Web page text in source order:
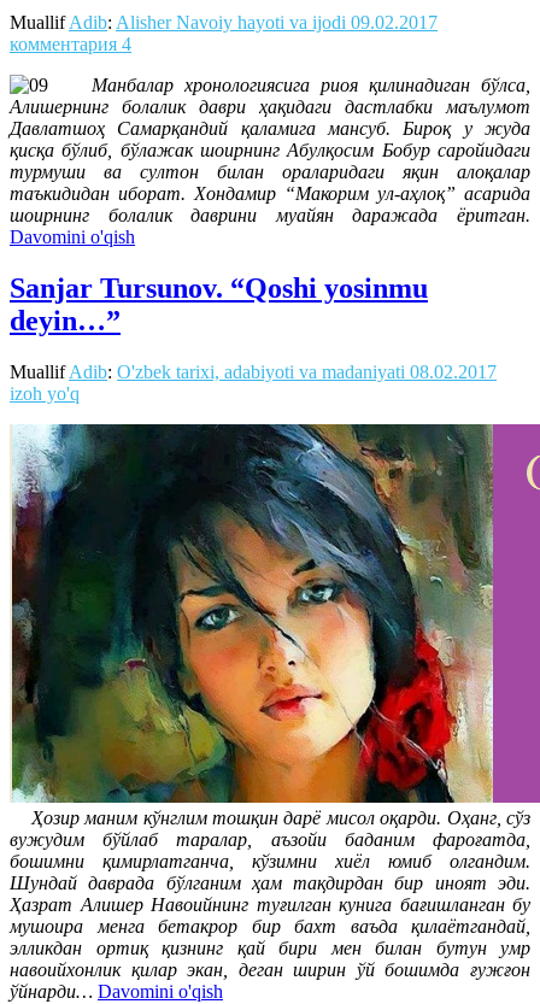
MuallifAdib: Alisher Navoiy hayoti va ijodi 09.02.2017
комментария 4
Манбалар хронологиясига риоя қилинадиган бўлса,
Алишернинг болалик даври ҳақидаги дастлабки маълумот
Давлатшоҳ Самарқандий қаламига мансуб. Бироқ у жуда
қисқа бўлиб, бўлажак шоирнинг Абулқосим Бобур саройидаги
турмуши ва султон билан ораларидаги яқин алоқалар
таъкидидан иборат. Хондамир “Макорим ул-аҳлоқ” асарида
шоирнинг болалик даврини муайян даражада ёритган.
Davomini o'qish
Sanjar Tursunov. “Qoshi yosinmu
deyin…”
MuallifAdib: O'zbek tarixi, adabiyoti va madaniyati 08.02.2017
izoh yo'q
Ҳозир маним кўнглим тошқин дарё мисол оқарди. Оҳанг, сўз
вужудим бўйлаб таралар, аъзойи баданим фароғатда,
бошимни қимирлатганча, кўзимни хиёл юмиб олгандим.
Шундай даврада бўлганим ҳам тақдирдан бир иноят эди.
Ҳазрат Алишер Навоийнинг туғилган кунига бағишланган бу
мушоира менга бетакрор бир бахт ваъда қилаётгандай,
элликдан ортиқ қизнинг қай бири мен билан бутун умр
навоийхонлик қилар экан, деган ширин ўй бошимда ғужғон
ўйнарди… Davomini o'qish